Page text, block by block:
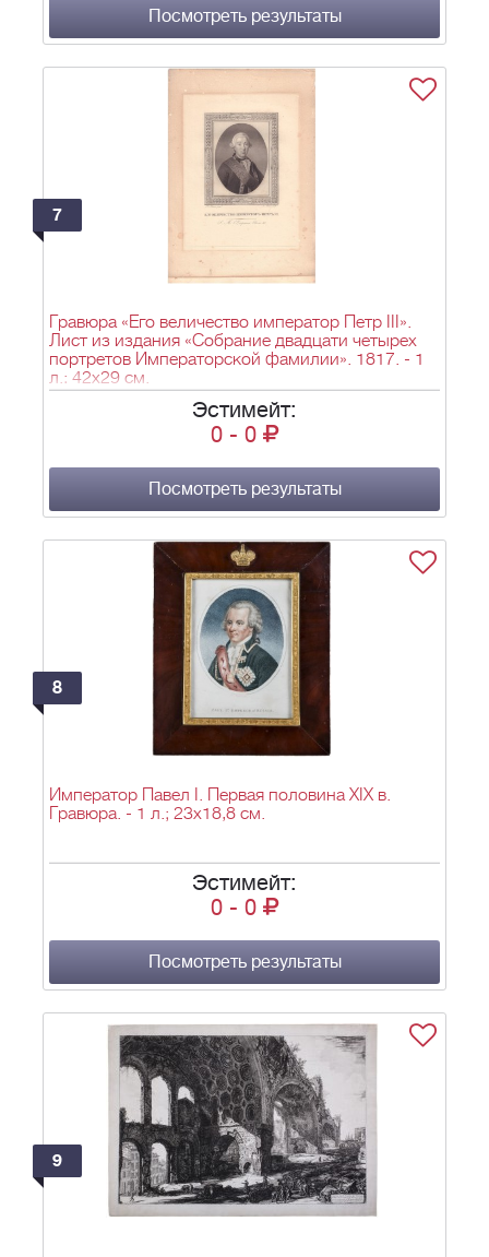
Посмотреть результаты
7
Гравюра «Его величество император Петр III».
Лист из издания «Собрание двадцати четырех
портретов Императорской фамилии». 1817. - 1
л.; 42х29 см.
Эстимейт:
0 - 0
Посмотреть результаты
8
Император Павел I. Первая половина XIX в.
Гравюра. - 1 л.; 23х18,8 см.
Эстимейт:
0 - 0
Посмотреть результаты
9